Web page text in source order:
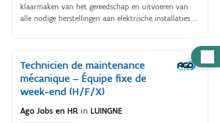
klaarmaken van het gereedschap en uitvoeren van
alle nodige herstellingen aan elektrische installaties of
elektrische isolatie, opsporen van de oorsprong van
stroomlekken en uitvoeren van voorbereidende tests
voor de inwerkingstelling.
Technicien de maintenance
mécanique – Équipe fixe de
week-end (H/F/X)
Ago Jobs en HR in LUINGNE